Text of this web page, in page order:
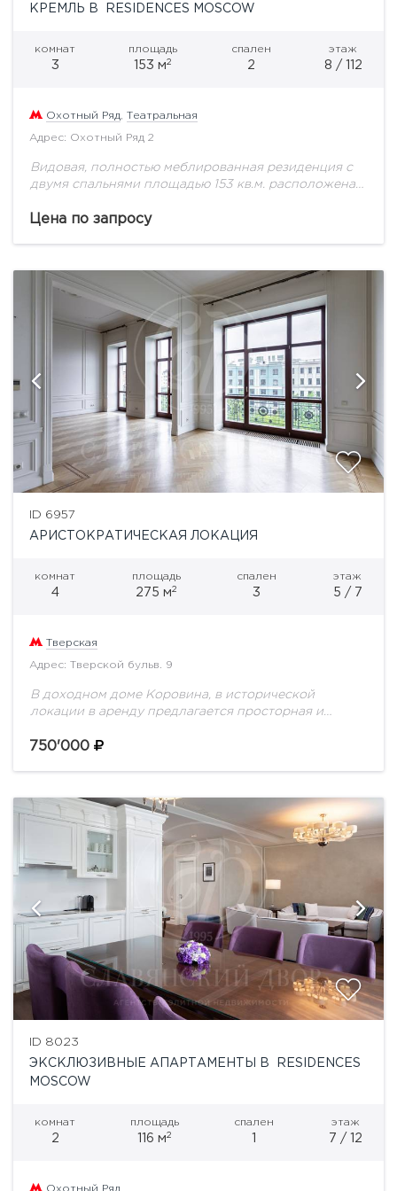
КРЕМЛЬ В RESIDENCES MOSCOW
комнат
3
площадь
153 м2
спален
2
этаж
8 / 112
Охотный Ряд Театральная
Адрес: Охотный Ряд 2
Видовая, полностью меблированная резиденция с
двумя спальнями площадью 153 кв.м. расположена
«Москва». В шаговой доступности Кремль, Красная
Цена по запросу
ID 6957
АРИСТОКРАТИЧЕСКАЯ ЛОКАЦИЯ
комнат
4
площадь
275 м2
спален
3
этаж
5 / 7
Тверская
Адрес: Тверской бульв. 9
В доходном доме Коровина, в исторической
локации в аренду предлагается просторная и
красивейших дореволюционных домов Москвы на
750'000
ID 8023
ЭКСКЛЮЗИВНЫЕ АПАРТАМЕНТЫ В RESIDENCES
MOSCOW
комнат
2
площадь
116 м2
спален
1
этаж
7 / 12
Охотный Ряд